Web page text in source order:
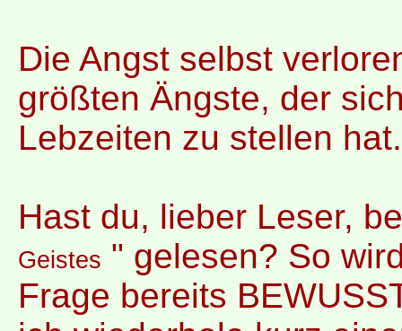
Die Angst selbst
größten Ängste, der
Lebzeiten zu stellen hat.
Hast du, lieber Leser,
Geistes " gelesen? So
Frage bereits